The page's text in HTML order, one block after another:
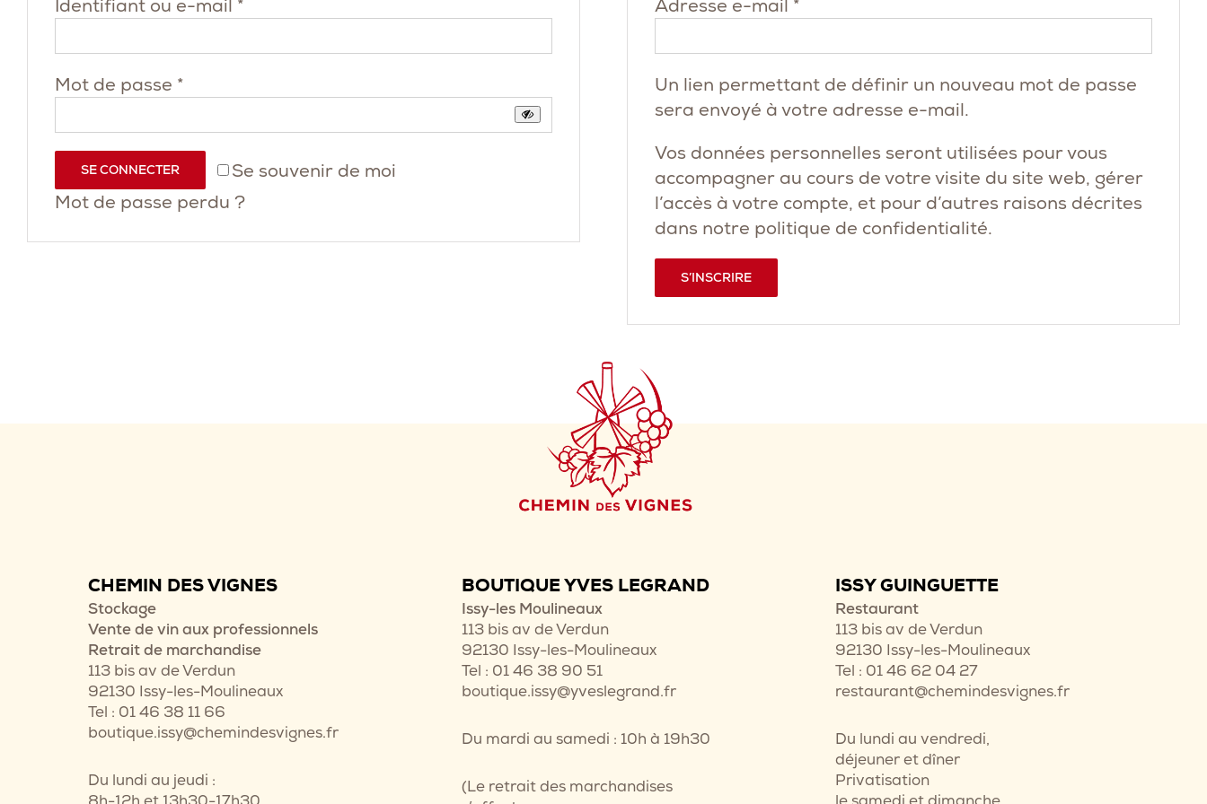
Identifiant ou e-mail *
Mot de passe *
Se souvenir de moi
SE CONNECTER
Mot de passe perdu ?
Adresse e-mail *
Un lien permettant de définir un nouveau mot de passe
sera envoyé à votre adresse e-mail.
Vos données personnelles seront utilisées pour vous
accompagner au cours de votre visite du site web, gérer
l’accès à votre compte, et pour d’autres raisons décrites
dans notre politique de confidentialité.
S’INSCRIRE
CHEMIN DES VIGNES
Stockage
Vente de vin aux professionnels
Retrait de marchandise
113 bis av de Verdun
92130 Issy-les-Moulineaux
Tel : 01 46 38 11 66
boutique.issy@chemindesvignes.fr
Du lundi au jeudi :
BOUTIQUE YVES LEGRAND
Issy-les Moulineaux
113 bis av de Verdun
92130 Issy-les-Moulineaux
Tel : 01 46 38 90 51
boutique.issy@yveslegrand.fr
Du mardi au samedi : 10h à 19h30
(Le retrait des marchandises
ISSY GUINGUETTE
Restaurant
113 bis av de Verdun
92130 Issy-les-Moulineaux
Tel : 01 46 62 04 27
restaurant@chemindesvignes.fr
Du lundi au vendredi,
déjeuner et dîner
Privatisation